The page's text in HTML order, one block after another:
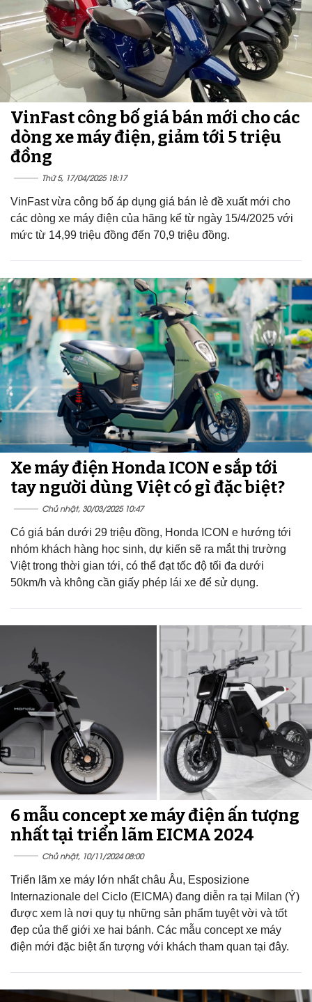
VinFast công bố giá bán mới cho các
dòng xe máy điện, giảm tới 5 triệu
đồng
Thứ 5, 17/04/2025 18:17
VinFast vừa công bố áp dụng giá bán lẻ đề xuất mới cho
các dòng xe máy điện của hãng kể từ ngày 15/4/2025 với
mức từ 14,99 triệu đồng đến 70,9 triệu đồng.
Xe máy điện Honda ICON e sắp tới
tay người dùng Việt có gì đặc biệt?
Chủ nhật, 30/03/2025 10:47
Có giá bán dưới 29 triệu đồng, Honda ICON e hướng tới
nhóm khách hàng học sinh, dự kiến sẽ ra mắt thị trường
Việt trong thời gian tới, có thể đạt tốc độ tối đa dưới
50km/h và không cần giấy phép lái xe để sử dụng.
6 mẫu concept xe máy điện ấn tượng
nhất tại triển lãm EICMA 2024
Chủ nhật, 10/11/2024 08:00
Triển lãm xe máy lớn nhất châu Âu, Esposizione
Internazionale del Ciclo (EICMA) đang diễn ra tại Milan (Ý)
được xem là nơi quy tụ những sản phẩm tuyệt vời và tốt
đẹp của thế giới xe hai bánh. Các mẫu concept xe máy
điện mới đặc biệt ấn tượng với khách tham quan tại đây.